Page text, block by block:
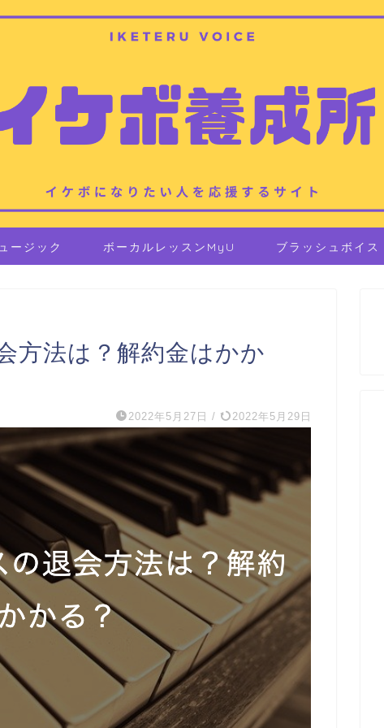
ージック ボーカルレッスンMyU ブラッシュボイス
方法は？解約金はかか
2022年5月27日 / 2022年5月29日